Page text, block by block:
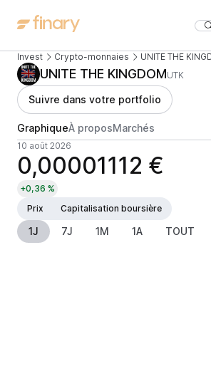
Invest Crypto-monnaies UNITE THE
UNITE THE KINGDOMUTK
Suivre dans votre portfolio
GraphiqueÀ proposMarchés
10 août 2026
0,00001112 €
+0,36 %
Prix
Capitalisation boursière
1J 7J 1M 1A TOUT